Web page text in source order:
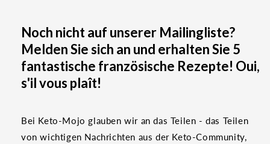
Noch nicht auf unserer Mailingliste?
Melden Sie sich an und erhalten Sie 5
fantastische französische Rezepte! Oui,
s'il vous plaît!
Bei Keto-Mojo glauben wir an das Teilen - das Teilen
von wichtigen Nachrichten aus der Keto-Community,